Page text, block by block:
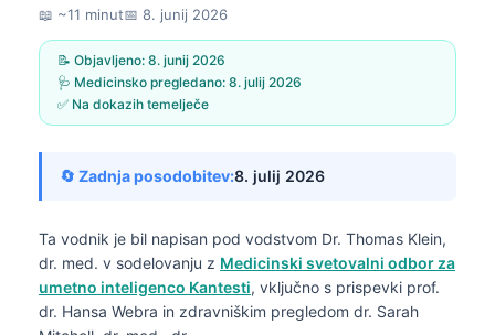
📖 ~11 minut📅 8. junij 2026
📝 Objavljeno: 8. junij 2026
🩺 Medicinsko pregledano: 8. julij 2026
✅ Na dokazih temelječe
🔄 Zadnja posodobitev:8. julij 2026
Ta vodnik je bil napisan pod vodstvom Dr. Thomas Klein,
dr. med. v sodelovanju z Medicinski svetovalni odbor za
umetno inteligenco Kantesti, vključno s prispevki prof.
dr. Hansa Webra in zdravniškim pregledom dr. Sarah